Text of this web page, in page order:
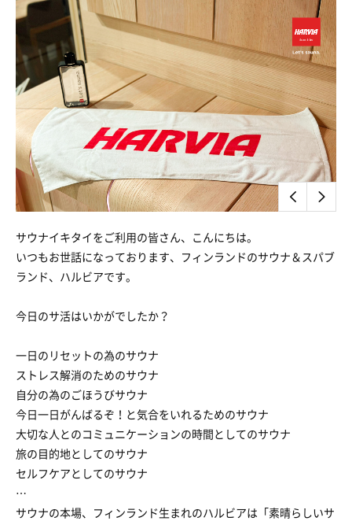
サウナイキタイをご利用の皆さん、こんにちは。
いつもお世話になっております、フィンランドのサウナ＆スパブ
ランド、ハルビアです。
今日のサ活はいかがでしたか？
一日のリセットの為のサウナ
ストレス解消のためのサウナ
自分の為のごほうびサウナ
今日一日がんばるぞ！と気合をいれるためのサウナ
大切な人とのコミュニケーションの時間としてのサウナ
旅の目的地としてのサウナ
セルフケアとしてのサウナ
…
サウナの本場、フィンランド生まれのハルビアは「素晴らしいサ